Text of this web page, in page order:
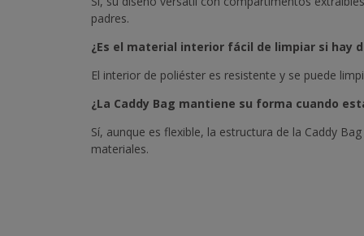
padres.
¿Es el material interior fácil de limpiar si hay
El interior de poliéster es resistente y se puede
¿La Caddy Bag mantiene su forma cuando
Sí, aunque es flexible, la estructura de la Caddy
materiales.